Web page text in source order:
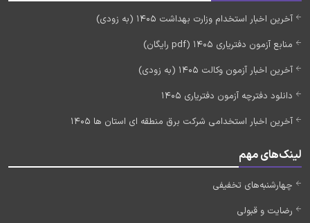
آخرین اخبار استخدام وزارت بهداشت 1405 (به زودی)
منابع آزمون دفتریاری 1405 (pdf رایگان)
آخرین اخبار آزمون وکالت 1405 (به زودی)
دانلود دفترچه آزمون دفتریاری 1405
آخرین اخبار استخدامی شرکت برق منطقه ای استان ها 1405
لینک‌های مهم
چهارشنبه‌های تخفیفی
رضایت و قبولی